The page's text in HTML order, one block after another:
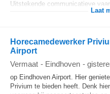
Uitstekende communicatieve
Laat
Horecamedewerker
Airport
Vermaat - Eindhoven -
op Eindhoven Airport. Hier
Privium te bieden heeft. Denk